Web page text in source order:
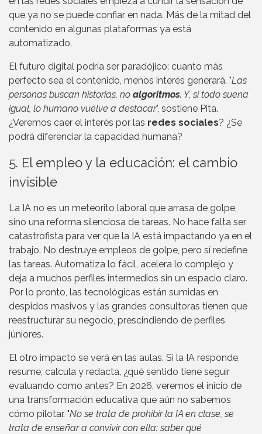
que ya no se puede confiar en nada. Más de la mitad del
contenido en algunas plataformas ya está
automatizado.
El futuro digital podría ser paradójico: cuanto más
perfecto sea el contenido, menos interés generará. "Las
personas buscan historias, no algoritmos. Y, si todo suena
igual, lo humano vuelve a destacar", sostiene Pita.
¿Veremos caer el interés por las redes sociales? ¿Se
podrá diferenciar la capacidad humana?
5. El empleo y la educación: el cambio
invisible
La IA no es un meteorito laboral que arrasa de golpe,
sino una reforma silenciosa de tareas. No hace falta ser
catastrofista para ver que la IA está impactando ya en el
trabajo. No destruye empleos de golpe, pero sí redefine
las tareas. Automatiza lo fácil, acelera lo complejo y
deja a muchos perfiles intermedios sin un espacio claro.
Por lo pronto, las tecnológicas están sumidas en
despidos masivos y las grandes consultoras tienen que
reestructurar su negocio, prescindiendo de perfiles
júniores.
El otro impacto se verá en las aulas. Si la IA responde,
resume, calcula y redacta, ¿qué sentido tiene seguir
evaluando como antes? En 2026, veremos el inicio de
una transformación educativa que aún no sabemos
cómo pilotar. "No se trata de prohibir la IA en clase, se
trata de enseñar a convivir con ella: saber qué